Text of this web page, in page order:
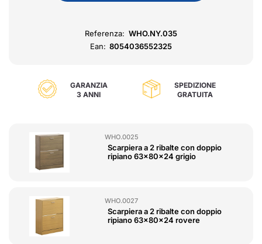
Referenza: WHO.NY.035
Ean: 8054036552325
GARANZIA
3 ANNI
SPEDIZIONE
GRATUITA
WHO.0025
Scarpiera a 2 ribalte con doppio
ripiano 63x80x24 grigio
WHO.0027
Scarpiera a 2 ribalte con doppio
ripiano 63x80x24 rovere